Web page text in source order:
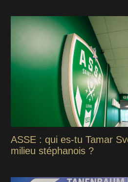
ASSE : qui es-tu Tamar
milieu stéphanois ?